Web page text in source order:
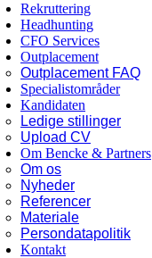
Rekruttering
Headhunting
CFO Services
Outplacement
Outplacement FAQ
Specialistområder
Kandidaten
Ledige stillinger
Upload CV
Om Bencke & Partners
Om os
Nyheder
Referencer
Materiale
Persondatapolitik
Kontakt